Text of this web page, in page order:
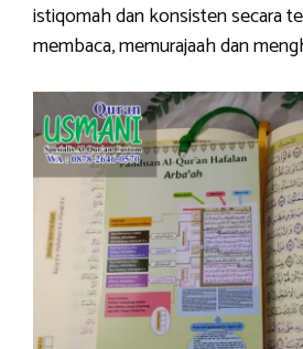
istiqomah dan konsisten secara
membaca, memurajaah dan